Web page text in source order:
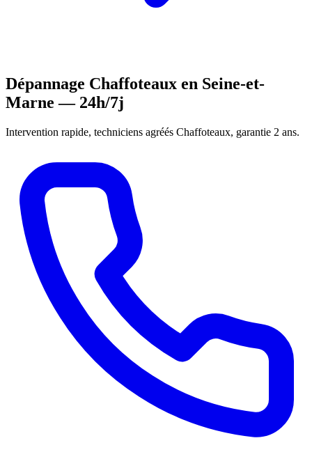
Dépannage Chaffoteaux en Seine-et-
Marne — 24h/7j
Intervention rapide, techniciens agréés Chaffoteaux, garantie 2 ans.